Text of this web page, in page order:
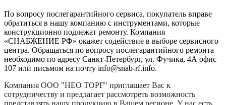
По вопросу послегарантийного сервиса, покупатель вправе
обратиться в нашу компанию с инструментами, которые
конструкционно подлежат ремонту. Компания
«СНАБЖЕНИЕ РФ» окажет содействие в выборе сервисного
центра. Обращаться по вопросу послегарантийного ремонта
необходимо по адресу Санкт-Петербург, ул. Фучика, 4А офис
107 или письмом на почту info@snab-rf.info.
Компания ООО "НЕО ТОРГ" приглашает Вас к
сотрудничеству и предлагает рассмотреть возможность
представлять нашу продукцию в Вашем регионе. У нас есть